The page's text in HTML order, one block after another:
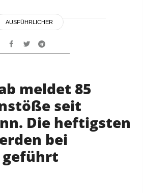
AUSFÜHRLICHER
meldet 85
seit
Die heftigsten
bei
geführt